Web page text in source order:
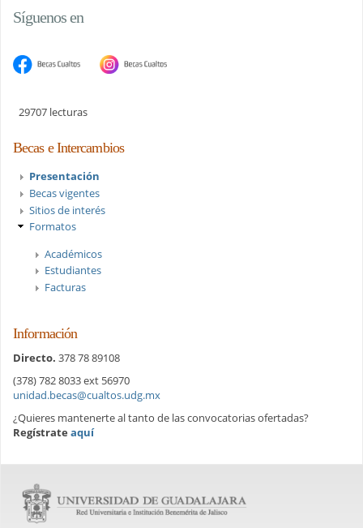
Síguenos en
29707 lecturas
Becas e Intercambios
Presentación
Becas vigentes
Sitios de interés
Formatos
Académicos
Estudiantes
Facturas
Información
Directo. 378 78 89108
(378) 782 8033 ext 56970
unidad.becas@cualtos.udg.mx
¿Quieres mantenerte al tanto de las convocatorias ofertadas?
Regístrate aquí